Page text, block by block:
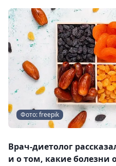
Фото: freepik
Врач-диетолог
и о том, какие болезни